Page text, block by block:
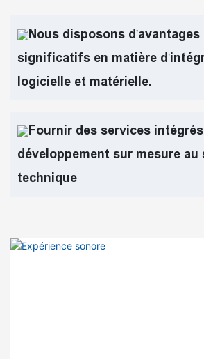
Nous disposons d'avantages
significatifs en matière
logicielle et matérielle.
Fournir des services
développement sur mesure au
technique